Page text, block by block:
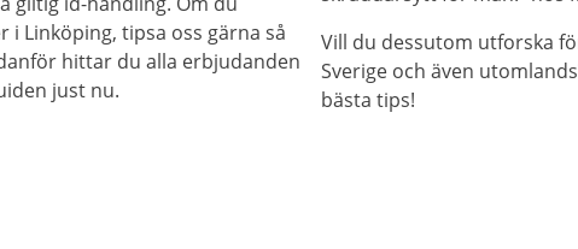
Linköping, tipsa oss gärna så
hittar du alla erbjudanden
just nu.
Vill du dessutom utforska
Sverige och även
bästa tips!